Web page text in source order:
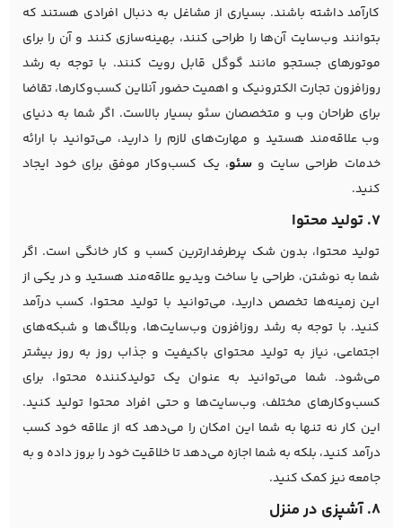
کارآمد داشته باشند. بسیاری از مشاغل به دنبال افرادی هستند که
بتوانند وب‌سایت آن‌ها را طراحی کنند، بهینه‌سازی کنند و آن را برای
موتورهای جستجو مانند گوگل قابل رویت کنند. با توجه به رشد
روزافزون تجارت الکترونیک و اهمیت حضور آنلاین کسب‌وکارها، تقاضا
برای طراحان وب و متخصصان سئو بسیار بالاست. اگر شما به دنیای
وب علاقه‌مند هستید و مهارت‌های لازم را دارید، می‌توانید با ارائه
خدمات طراحی سایت وسئو، یک کسب‌وکار موفق برای خود ایجاد
کنید.
7. تولید محتوا
تولید محتوا، بدون شک پرطرفدارترین کسب و کار خانگی است. اگر
شما به نوشتن، طراحی یا ساخت ویدیو علاقه‌مند هستید و در یکی از
این زمینه‌ها تخصص دارید، می‌توانید با تولید محتوا، کسب درآمد
کنید. با توجه به رشد روزافزون وب‌سایت‌ها، وبلاگ‌ها و شبکه‌های
اجتماعی، نیاز به تولید محتوای باکیفیت و جذاب روز به روز بیشتر
می‌شود. شما می‌توانید به عنوان یک تولیدکننده محتوا، برای
کسب‌وکارهای مختلف، وب‌سایت‌ها و حتی افراد محتوا تولید کنید.
این کار نه تنها به شما این امکان را می‌دهد که از علاقه خود کسب
درآمد کنید، بلکه به شما اجازه می‌دهد تا خلاقیت خود را بروز داده و به
جامعه نیز کمک کنید.
8. آشپزی در منزل